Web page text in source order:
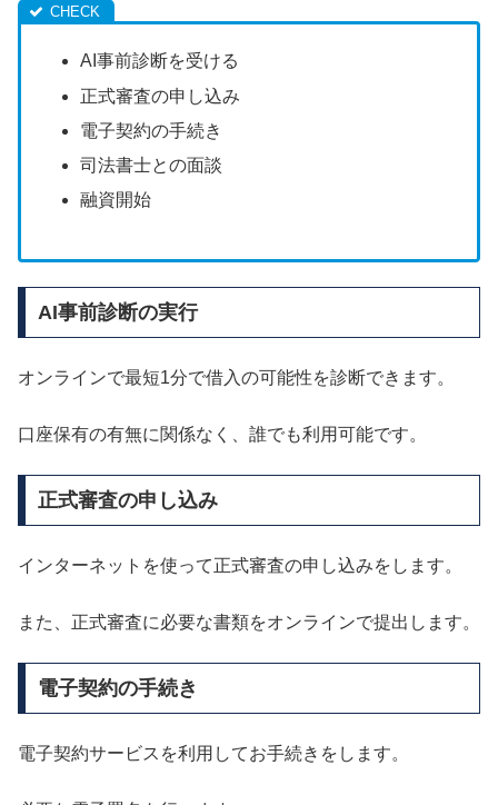
AI事前診断を受ける
正式審査の申し込み
電子契約の手続き
司法書士との面談
融資開始
AI事前診断の実行
オンラインで最短1分で借入の可能性を診断できます。
口座保有の有無に関係なく、誰でも利用可能です。
正式審査の申し込み
インターネットを使って正式審査の申し込みをします。
また、正式審査に必要な書類をオンラインで提出します。
電子契約の手続き
電子契約サービスを利用してお手続きをします。